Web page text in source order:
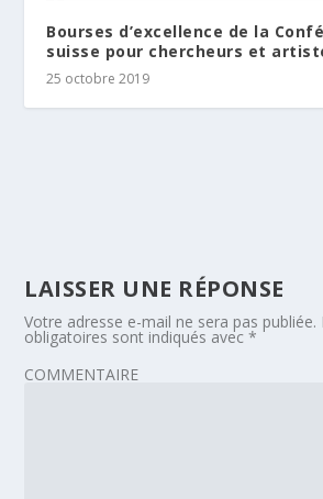
Bourses d’excellence de la
suisse pour chercheurs et
25 octobre 2019
LAISSER UNE RÉPONSE
Votre adresse e-mail ne sera pas publiée.
obligatoires sont indiqués avec*
COMMENTAIRE